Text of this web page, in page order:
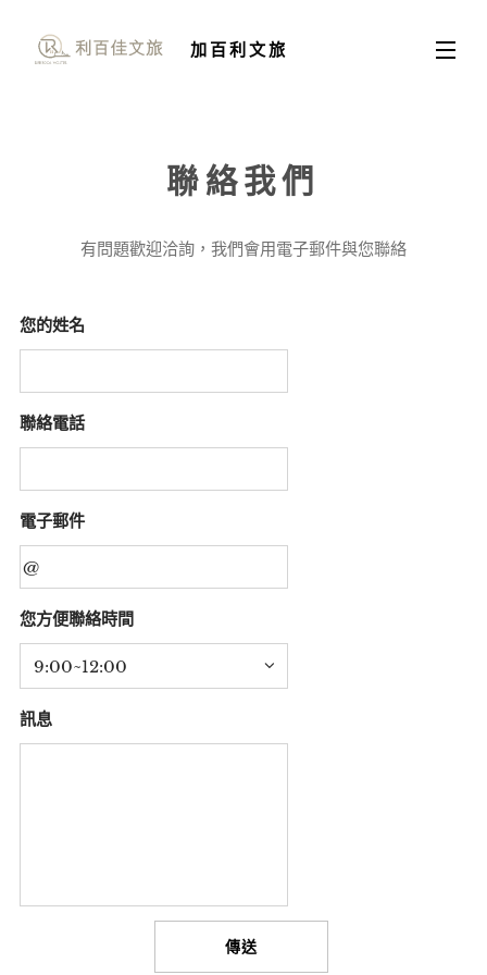
加百利文旅
聯絡我們
有問題歡迎洽詢，我們會用電子郵件與您聯絡
您的姓名
聯絡電話
電子郵件
您方便聯絡時間
訊息
傳送